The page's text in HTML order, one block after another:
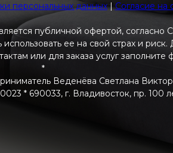
персональных данных|Согласие на
публичной офертой,
ее на свой страх и
или для заказа услуг заполните
*
Веденёва Светлана
* 690033, г. Владивосток, пр. 100